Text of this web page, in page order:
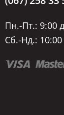
Пн.-Пт.: 9:00
Сб.-Нд.: